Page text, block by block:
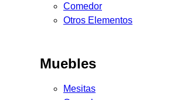
Comedor
Otros Elementos
Muebles
Mesitas